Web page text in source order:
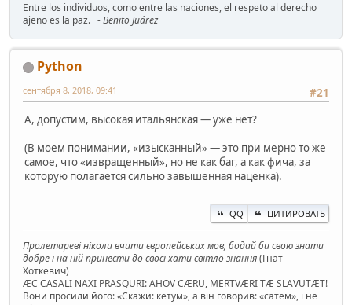
Entre los individuos, como entre las naciones, el respeto al derecho
ajeno es la paz. - Benito Juárez
Python
#21
сентября 8, 2018, 09:41
А, допустим, высокая итальянская — уже нет?
(В моем понимании, «изысканный» — это при мерно то же
самое, что «извращенный», но не как баг, а как фича, за
которую полагается сильно завышенная наценка).
QQ ЦИТИРОВАТЬ
Пролетареві ніколи вчити європейських мов, бодай би свою знати
добре і на ній принести до своєї хати світло знання(Гнат
Хоткевич)
ÆC CASALI NAXI PRASQURI: AHOV CÆRU, MERTVÆRI TÆ SLAVUTÆT!
Вони просили його: «Скажи: кетум», а він говорив: «сатем», і не